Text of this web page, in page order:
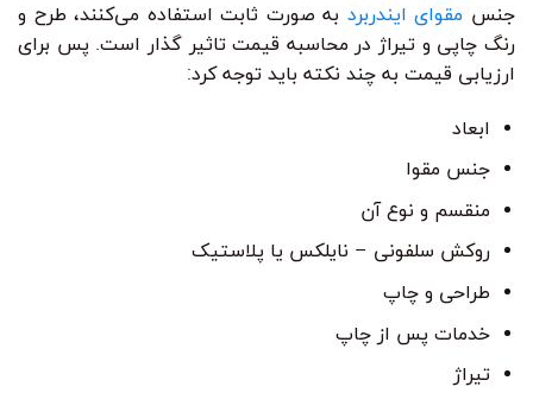
جنس مقوای ایندربرد به صورت ثابت استفاده می‌کنند، طرح و
رنگ چاپی و تیراژ در محاسبه قیمت تاثیر گذار است. پس برای
ارزیابی قیمت به چند نکته باید توجه کرد:
ابعاد
جنس مقوا
منقسم و نوع آن
روکش سلفونی – نایلکس یا پلاستیک
طراحی و چاپ
خدمات پس از چاپ
تیراژ